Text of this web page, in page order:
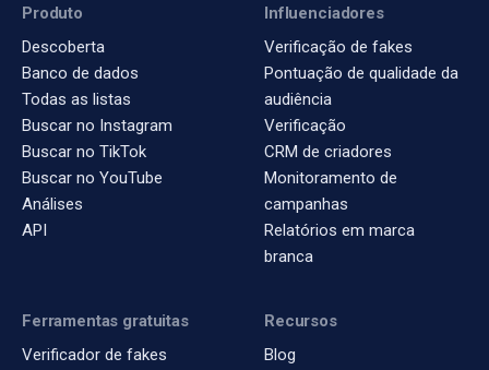
Produto
Descoberta
Banco de dados
Todas as listas
Buscar no Instagram
Buscar no TikTok
Buscar no YouTube
Análises
API
Influenciadores
Verificação de fakes
Pontuação de qualidade da
audiência
Verificação
CRM de criadores
Monitoramento de
campanhas
Relatórios em marca
branca
Ferramentas gratuitas
Verificador de fakes
Recursos
Blog